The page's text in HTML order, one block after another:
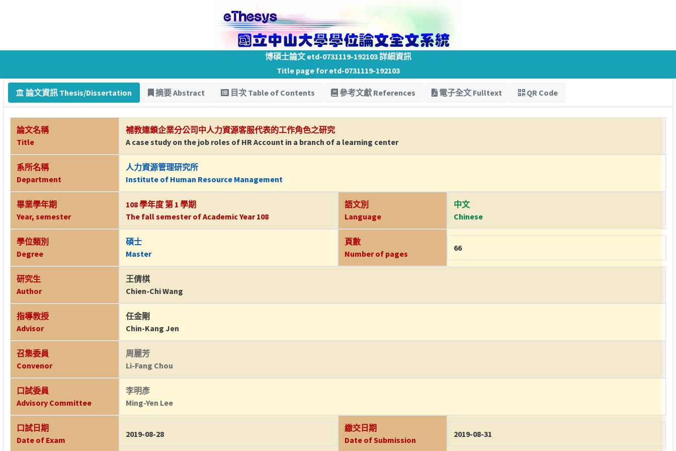
博碩士論文 etd-0731119-192103 詳細資訊
Title page for etd-0731119-192103
論文資訊 Thesis/Dissertation 摘要 Abstract 目次 Table of Contents 參考文獻 References 電子全文 Fulltext QR Code
論文名稱
Title
補教連鎖企業分公司中人力資源客服代表的工作角色之研究
A case study on the job roles of HR Account in a branch of a learning center
系所名稱
Department
人力資源管理研究所
Institute of Human Resource Management
畢業學年期
Year, semester
108 學年度 第 1 學期
The fall semester of Academic Year 108
語文別
Language
中文
Chinese
學位類別
Degree
碩士
Master
頁數
Number of pages
66
研究生
Author
王倩棋
Chien-Chi Wang
指導教授
Advisor
任金剛
Chin-Kang Jen
召集委員
Convenor
周麗芳
Li-Fang Chou
口試委員
Advisory Committee
李明彥
Ming-Yen Lee
口試日期
Date of Exam
2019-08-28
繳交日期
Date of Submission
2019-08-31